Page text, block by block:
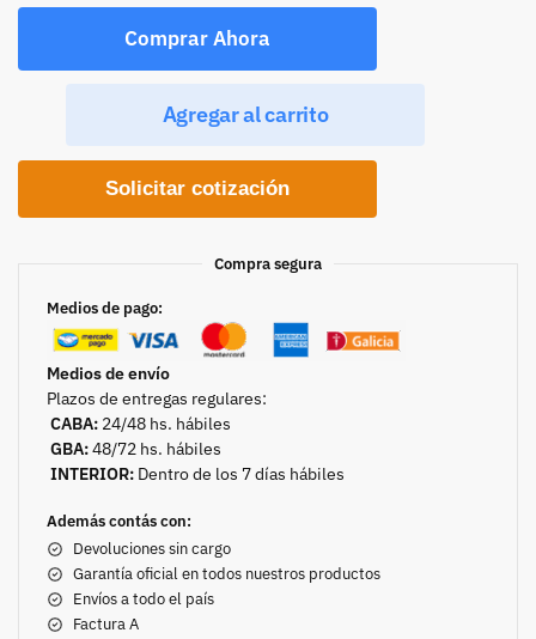
Comprar Ahora
Agregar al carrito
Solicitar cotización
Compra segura
Medios de pago:
Medios de envío
Plazos de entregas regulares:
CABA: 24/48 hs. hábiles
GBA:48/72 hs. hábiles
INTERIOR:Dentro de los 7 días hábiles
Además contás con:
Devoluciones sin cargo
Garantía oficial en todos nuestros productos
Envíos a todo el país
Factura A